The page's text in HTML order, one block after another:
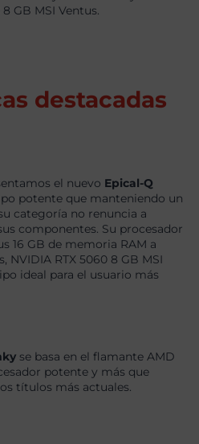
GB MSI Ventus.
destacadas
el nuevo Epical-Q
potente que manteniendo un
categoría no renuncia a
componentes. Su procesador
16 GB de memoria RAM a
NVIDIA RTX 5060 8 GB MSI
ideal para el usuario más
se basa en el flamante AMD
potente y más que
títulos más actuales.